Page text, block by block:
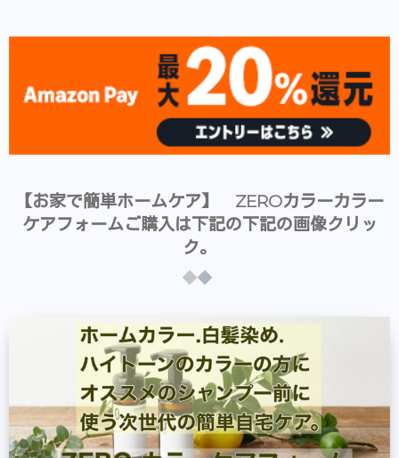
【お家で簡単ホームケア】 ZEROカラーカラー
ケアフォームご購入は下記の下記の画像クリッ
ク。